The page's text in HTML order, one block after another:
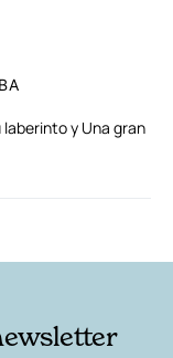
y Una gran